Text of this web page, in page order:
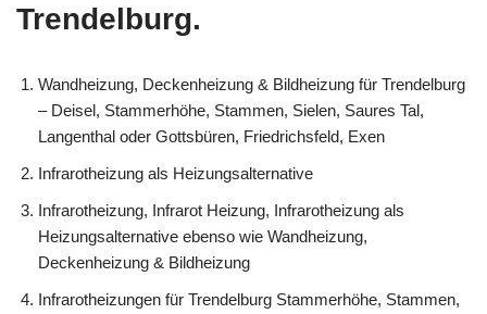
Trendelburg.
Wandheizung, Deckenheizung & Bildheizung für Trendelburg
– Deisel, Stammerhöhe, Stammen, Sielen, Saures Tal,
Langenthal oder Gottsbüren, Friedrichsfeld, Exen
Infrarotheizung als Heizungsalternative
Infrarotheizung, Infrarot Heizung, Infrarotheizung als
Heizungsalternative ebenso wie Wandheizung,
Deckenheizung & Bildheizung
Infrarotheizungen für Trendelburg Stammerhöhe, Stammen,